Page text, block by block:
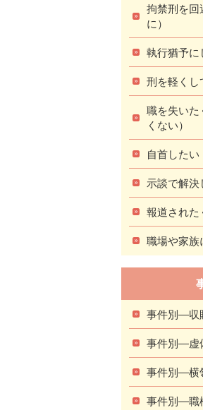
拘禁刑を回
に）
執行猶予に
刑を軽くし
職を失いた
くない）
自首したい
示談で解決
報道された
職場や家族
事件別―収
事件別―虚
事件別―横
事件別―職